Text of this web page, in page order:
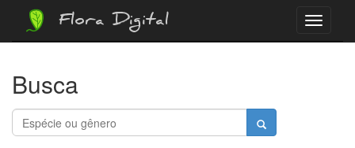
Menu
Flora Digital
Busca